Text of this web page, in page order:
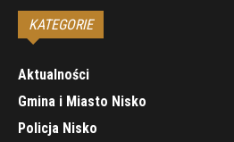
KATEGORIE
Aktualności
Gmina i Miasto Nisko
Policja Nisko